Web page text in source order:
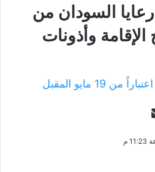
السودان من
وأذونات
19 مايو المقبل
س